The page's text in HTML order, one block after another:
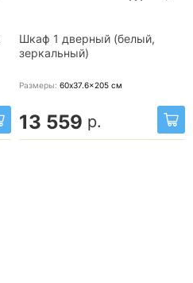
Шкаф 1 дверный (белый,
зеркальный)
Размеры: 60x37.6x205 см
13 559 р.